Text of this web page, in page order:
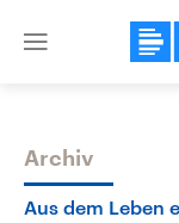
Close
Themen
Archiv
Aus dem Leben